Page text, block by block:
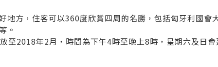
地方，住客可以360度欣賞四周的名勝，包括匈牙利國會
。
至2018年2月，時間為下午4時至晚上8時，星期六及日